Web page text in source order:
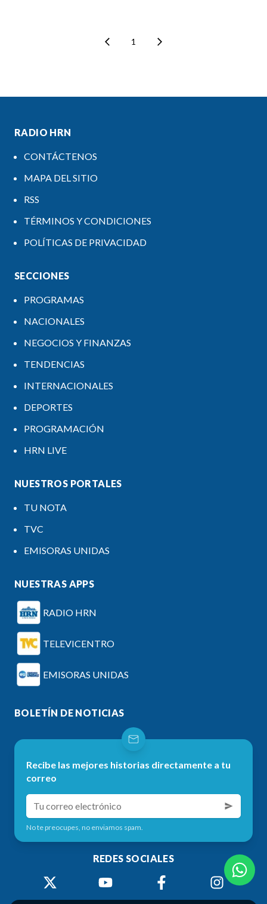
1
RADIO HRN
CONTÁCTENOS
MAPA DEL SITIO
RSS
TÉRMINOS Y CONDICIONES
POLÍTICAS DE PRIVACIDAD
SECCIONES
PROGRAMAS
NACIONALES
NEGOCIOS Y FINANZAS
TENDENCIAS
INTERNACIONALES
DEPORTES
PROGRAMACIÓN
HRN LIVE
NUESTROS PORTALES
TU NOTA
TVC
EMISORAS UNIDAS
NUESTRAS APPS
RADIO HRN
TELEVICENTRO
EMISORAS UNIDAS
BOLETÍN DE NOTICIAS
Recibe las mejores historias directamente a tu
correo
No te preocupes, no enviamos spam.
REDES SOCIALES